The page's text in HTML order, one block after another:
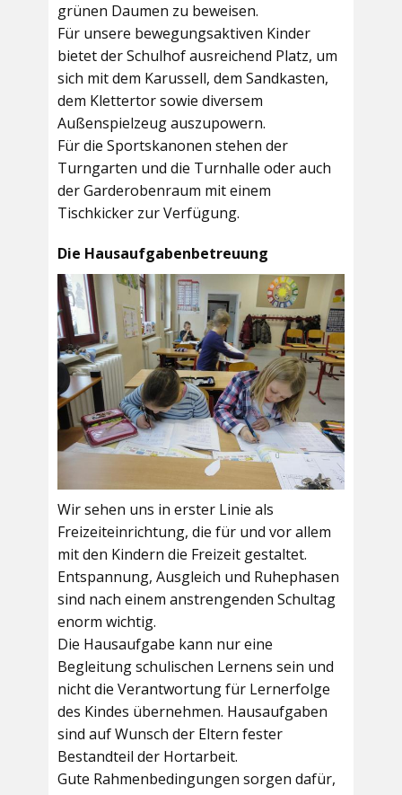
grünen Daumen zu beweisen.
Für unsere bewegungsaktiven Kinder
bietet derSchulhofausreichend Platz, um
sich mit dem Karussell, dem Sandkasten,
dem Klettertor sowie diversem
Außenspielzeug auszupowern.
Für die Sportskanonen stehen der
Turngarten und die Turnhalle oder auch
derGarderobenraum mit einem
Tischkicker zur Verfügung.
Die Hausaufgabenbetreuung
Wir sehen uns in erster Linie als
Freizeiteinrichtung, die für und vor allem
mit den Kindern die Freizeit gestaltet.
Entspannung, Ausgleich und Ruhephasen
sind nach einem anstrengenden Schultag
enorm wichtig.
Die Hausaufgabe kann nur eine
Begleitung schulischen Lernens sein und
nicht die Verantwortung für Lernerfolge
des Kindes übernehmen. Hausaufgaben
sind auf Wunsch der Eltern fester
Bestandteil der Hortarbeit.
Gute Rahmenbedingungen sorgen dafür,